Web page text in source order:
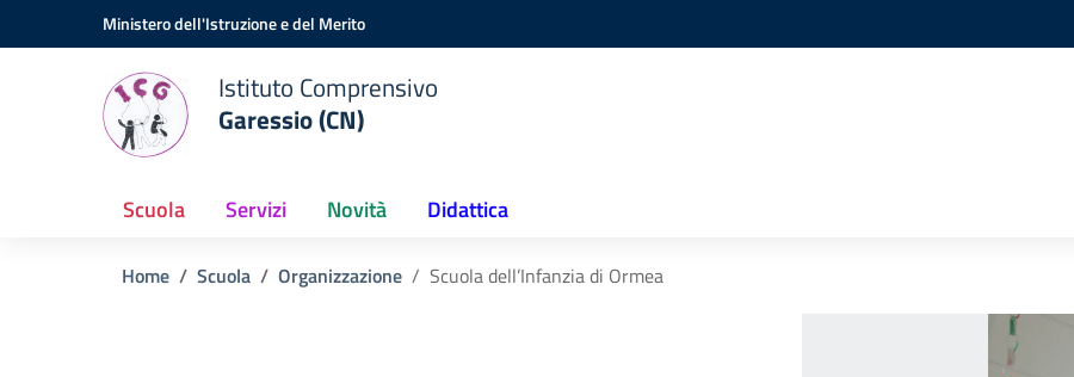
Vai ai contenuti
Vai al menu di navigazioneMinistero dell'Istruzione e del Merito
Istituto Comprensivo
Garessio (CN)
Scuola Servizi Novità Didattica
Home Scuola Organizzazione Scuola dell’Infanzia di Ormea